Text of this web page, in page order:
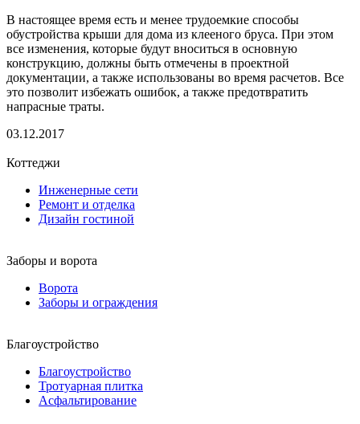
В настоящее время есть и менее трудоемкие способы
обустройства крыши для дома из клееного бруса. При этом
все изменения, которые будут вноситься в основную
конструкцию, должны быть отмечены в проектной
документации, а также использованы во время расчетов. Все
это позволит избежать ошибок, а также предотвратить
напрасные траты.
03.12.2017
Коттеджи
Инженерные сети
Ремонт и отделка
Дизайн гостиной
Заборы и ворота
Ворота
Заборы и ограждения
Благоустройство
Благоустройство
Тротуарная плитка
Асфальтирование